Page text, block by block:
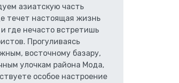
азиатскую часть
течет настоящая жизнь
где нечасто встретишь
Прогуливаясь
восточному базару,
улочкам района Мода,
особое настроение